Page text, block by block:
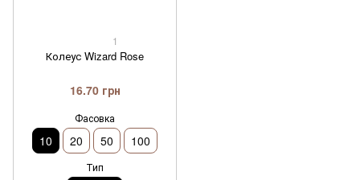
1
Колеус Wizard Rose
16.70 грн
Фасовка
10 20 50 100
Тип